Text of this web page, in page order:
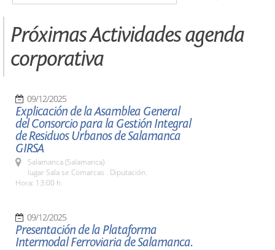
Próximas Actividades agenda
corporativa
09/12/2025
Explicación de la Asamblea General
del Consorcio para la Gestión Integral
de Residuos Urbanos de Salamanca
GIRSA
Salamanca (Salamanca)
lugar Sala se Comarcas . Diputación.
Hora: 13:00 h.
09/12/2025
Presentación de la Plataforma
Intermodal Ferroviaria de Salamanca.